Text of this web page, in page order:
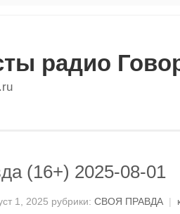
радио
(16+) 2025-08-01
1, 2025 рубрики: СВОЯ ПРАВДА |